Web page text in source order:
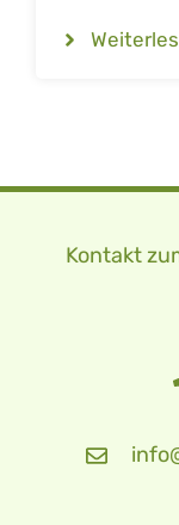
Kontakt